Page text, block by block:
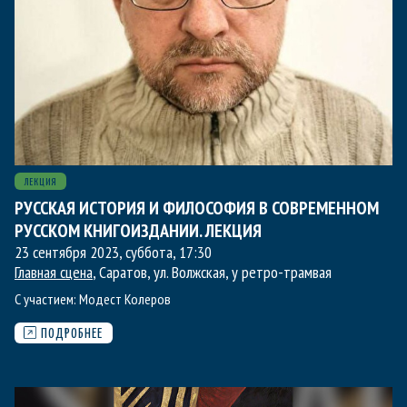
ЛЕКЦИЯ
РУССКАЯ ИСТОРИЯ И ФИЛОСОФИЯ В СОВРЕМЕННОМ
РУССКОМ КНИГОИЗДАНИИ. ЛЕКЦИЯ
23 сентября 2023, суббота, 17:30
Главная сцена, Саратов, ул. Волжская, у ретро-трамвая
С участием: Модест Колеров
ПОДРОБНЕЕ